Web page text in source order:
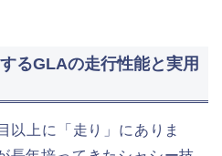
るGLAの走行性能と実用
以上に「走り」にありま